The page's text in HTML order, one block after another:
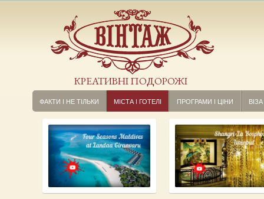
КРЕАТИВНІ ПОДОРОЖІ
ФАКТИ І НЕ ТІЛЬКИ МІСТА І ГОТЕЛІ ПРОГРАМИ І ЦІНИ ВІЗА